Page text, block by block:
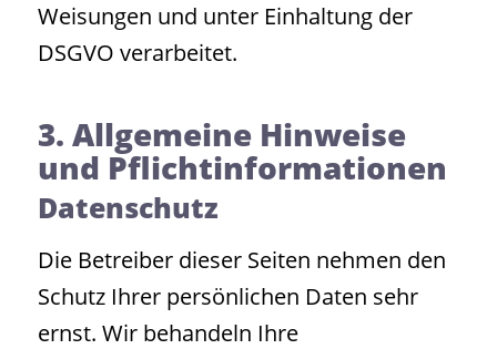
Weisungen und unter Einhaltung der
DSGVO verarbeitet.
3. Allgemeine Hinweise
und Pflicht­informationen
Datenschutz
Die Betreiber dieser Seiten nehmen den
Schutz Ihrer persönlichen Daten sehr
ernst. Wir behandeln Ihre